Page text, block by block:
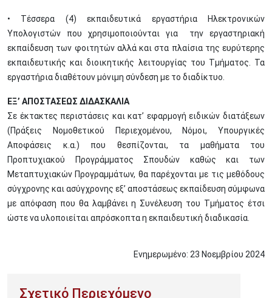
• Τέσσερα (4) εκπαιδευτικά εργαστήρια Ηλεκτρονικών
Υπολογιστών που χρησιμοποιούνται για την εργαστηριακή
εκπαίδευση των φοιτητών αλλά και στα πλαίσια της ευρύτερης
εκπαιδευτικής και διοικητικής λειτουργίας του Τμήματος. Τα
εργαστήρια διαθέτουν μόνιμη σύνδεση με το διαδίκτυο.
ΕΞ’ ΑΠΟΣΤΑΣΕΩΣ ΔΙΔΑΣΚΑΛΙΑ
Σε έκτακτες περιστάσεις και κατ’ εφαρμογή ειδικών διατάξεων
(Πράξεις Νομοθετικού Περιεχομένου, Νόμοι, Υπουργικές
Αποφάσεις κ.α.) που θεσπίζονται, τα μαθήματα του
Προπτυχιακού Προγράμματος Σπουδών καθώς και των
Μεταπτυχιακών Προγραμμάτων, θα παρέχονται με τις μεθόδους
σύγχρονης και ασύγχρονης εξ’ αποστάσεως εκπαίδευση σύμφωνα
με απόφαση που θα λαμβάνει η Συνέλευση του Τμήματος έτσι
ώστε να υλοποιείται απρόσκοπτα η εκπαιδευτική διαδικασία.
Ενημερωμένο: 23 Νοεμβρίου 2024